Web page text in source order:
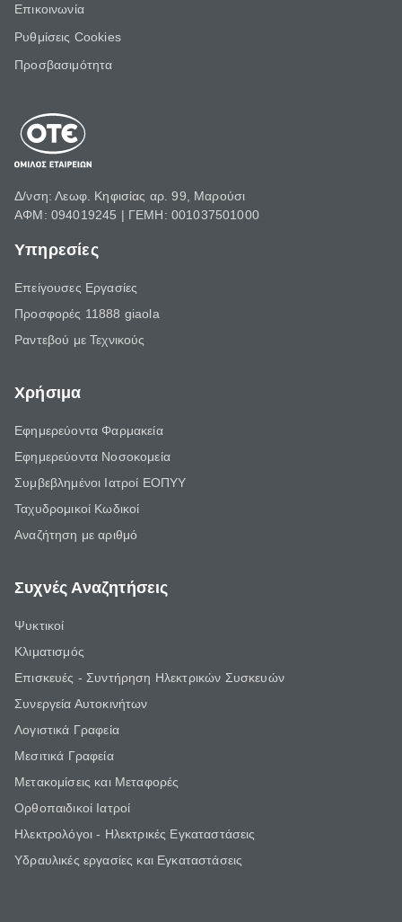
Επικοινωνία
Ρυθμίσεις Cookies
Προσβασιμότητα
Δ/νση: Λεωφ. Κηφισίας αρ. 99, Μαρούσι
ΑΦΜ: 094019245 | ΓΕΜΗ: 001037501000
Υπηρεσίες
Επείγουσες Εργασίες
Προσφορές 11888 giaola
Ραντεβού με Τεχνικούς
Χρήσιμα
Εφημερεύοντα Φαρμακεία
Εφημερεύοντα Νοσοκομεία
Συμβεβλημένοι Ιατροί ΕΟΠΥΥ
Ταχυδρομικοί Κωδικοί
Αναζήτηση με αριθμό
Συχνές Αναζητήσεις
Ψυκτικοί
Κλιματισμός
Επισκευές - Συντήρηση Ηλεκτρικών Συσκευών
Συνεργεία Αυτοκινήτων
Λογιστικά Γραφεία
Μεσιτικά Γραφεία
Μετακομίσεις και Μεταφορές
Ορθοπαιδικοί Ιατροί
Ηλεκτρολόγοι - Ηλεκτρικές Εγκαταστάσεις
Υδραυλικές εργασίες και Εγκαταστάσεις